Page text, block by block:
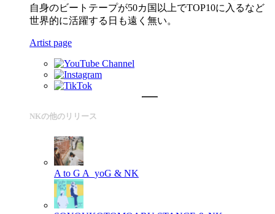
自身のビートテープが50カ国以上でTOP10に入るなど
世界的に活躍する日も遠く無い。
Artist page
NKの他のリリース
A to G A_yoG & NK